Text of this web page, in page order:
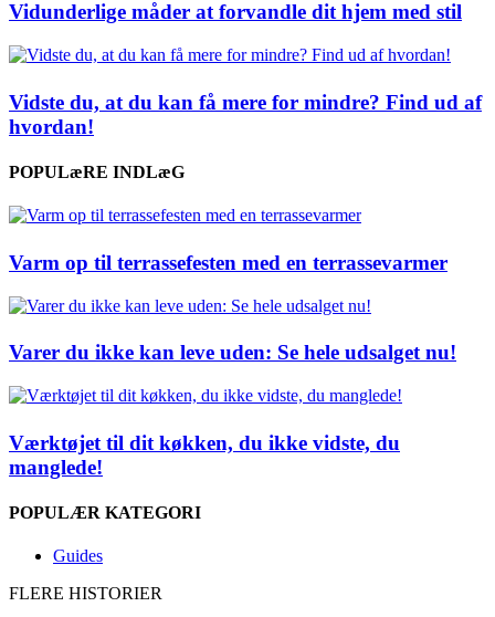
Vidunderlige måder at forvandle dit hjem med stil
Vidste du, at du kan få mere for mindre? Find ud af
hvordan!
POPULæRE INDLæG
Varm op til terrassefesten med en terrassevarmer
Varer du ikke kan leve uden: Se hele udsalget nu!
Værktøjet til dit køkken, du ikke vidste, du
manglede!
POPULÆR KATEGORI
Guides
FLERE HISTORIER